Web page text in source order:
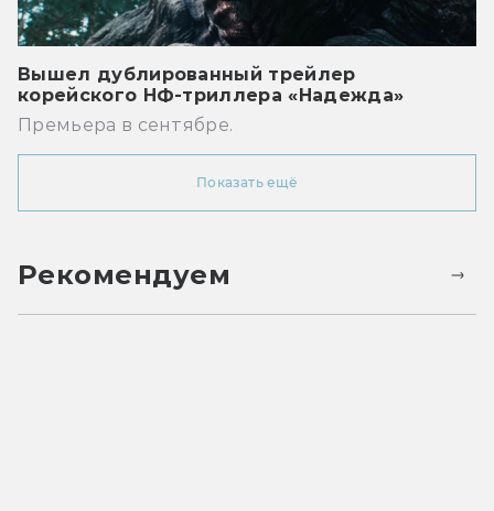
Вышел дублированный трейлер
корейского НФ-триллера «Надежда»
Премьера в сентябре.
Показать ещё
Рекомендуем